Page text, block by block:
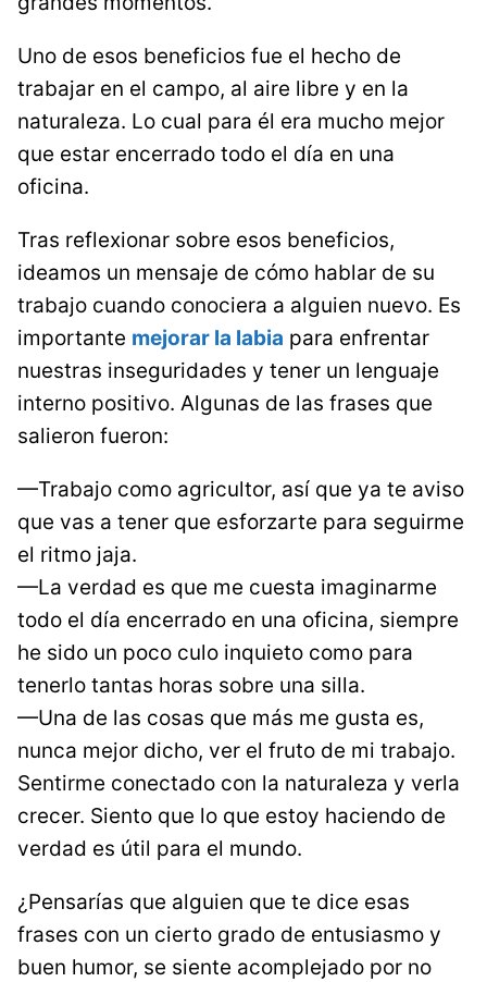
Uno de esos beneficios fue el hecho de
trabajar en el campo, al aire libre y en la
naturaleza. Lo cual para él era mucho mejor
que estar encerrado todo el día en una
oficina.
Tras reflexionar sobre esos beneficios,
ideamos un mensaje de cómo hablar de su
trabajo cuando conociera a alguien nuevo. Es
importante mejorar la labia para enfrentar
nuestras inseguridades y tener un lenguaje
interno positivo. Algunas de las frases que
salieron fueron:
—Trabajo como agricultor, así que ya te aviso
que vas a tener que esforzarte para seguirme
el ritmo jaja.
—La verdad es que me cuesta imaginarme
todo el día encerrado en una oficina, siempre
he sido un poco culo inquieto como para
tenerlo tantas horas sobre una silla.
—Una de las cosas que más me gusta es,
nunca mejor dicho, ver el fruto de mi trabajo.
Sentirme conectado con la naturaleza y verla
crecer. Siento que lo que estoy haciendo de
verdad es útil para el mundo.
¿Pensarías que alguien que te dice esas
frases con un cierto grado de entusiasmo y
buen humor, se siente acomplejado por no